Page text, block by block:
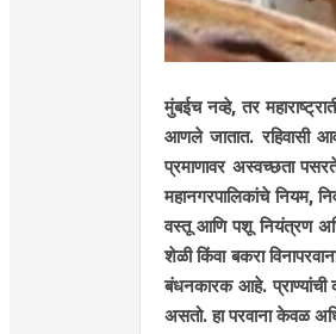
मुंबईच नव्हे, तर
आणले जातात. रहिवासी
प्रमाणावर अस्वच्छता
महानगरपालिकांचे नियम,
वस्तू आणि पशू नियंत्रण
शेळी किंवा बकरा
बंधनकारक आहे. प्राण्यांची
असतो. हा परवाना केवळ